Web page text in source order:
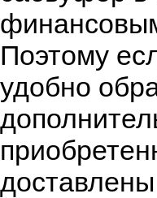
Поэтому
удобно